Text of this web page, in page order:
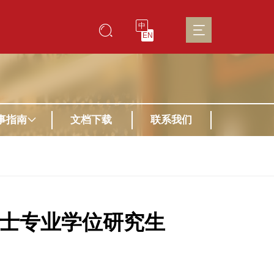
中
EN
指南 文档下载 联系我们
专业学位研究生